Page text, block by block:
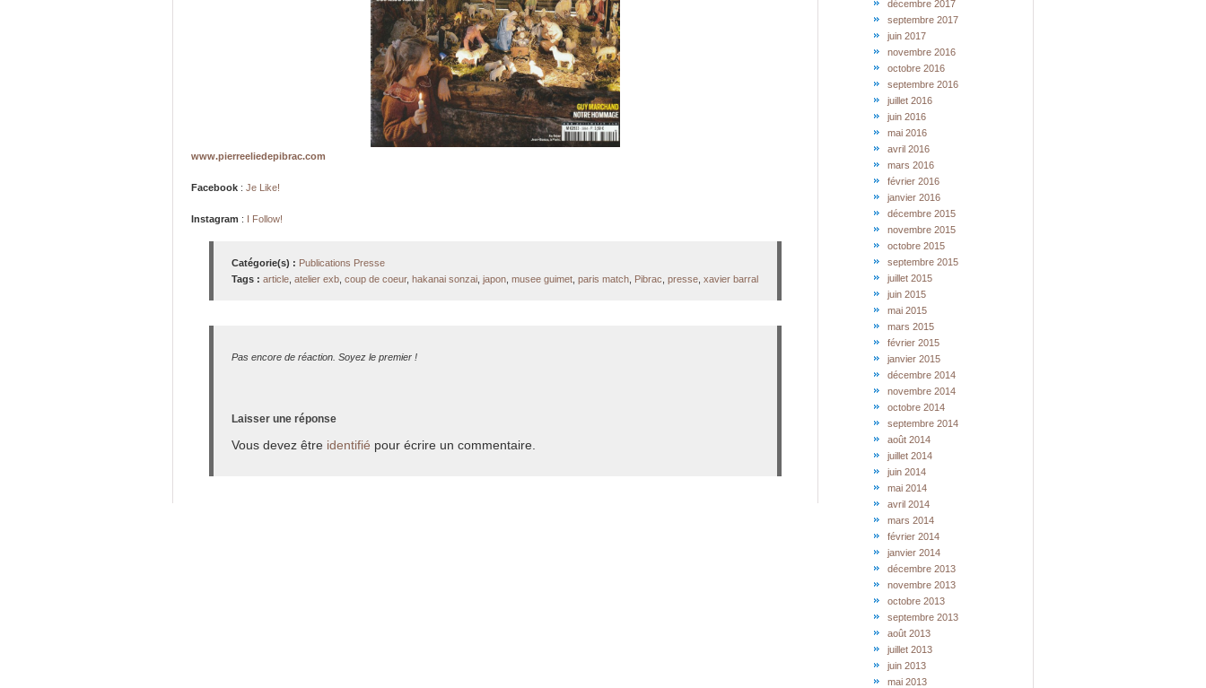
www.pierreeliedepibrac.com
Facebook : Je Like!
Instagram : I Follow!
Catégorie(s) : Publications Presse
Tags : article atelier exb coup de coeur, hakanai sonzai japon musee guimet paris match Pibrac presse xavier barral
Pas encore de réaction. Soyez le premier !
Laisser une réponse
Vous devez être identifié pour écrire un commentaire.
décembre 2017
septembre 2017
juin 2017
novembre 2016
octobre 2016
septembre 2016
juillet 2016
juin 2016
mai 2016
avril 2016
mars 2016
février 2016
janvier 2016
décembre 2015
novembre 2015
octobre 2015
septembre 2015
juillet 2015
juin 2015
mai 2015
mars 2015
février 2015
janvier 2015
décembre 2014
novembre 2014
octobre 2014
septembre 2014
août 2014
juillet 2014
juin 2014
mai 2014
avril 2014
mars 2014
février 2014
janvier 2014
décembre 2013
novembre 2013
octobre 2013
septembre 2013
août 2013
juillet 2013
juin 2013
mai 2013